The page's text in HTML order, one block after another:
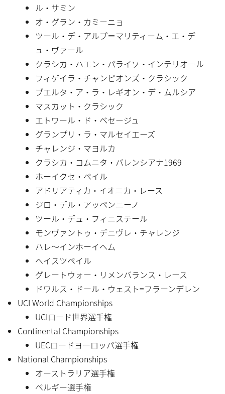
ル・サミン
オ・グラン・カミーニョ
ツール・デ・アルプ＝マリティーム・エ・デ
ュ・ヴァール
クラシカ・ハエン・パライソ・インテリオール
フィゲイラ・チャンピオンズ・クラシック
ブエルタ・ア・ラ・レギオン・デ・ムルシア
マスカット・クラシック
エトワール・ド・ベセージュ
グランプリ・ラ・マルセイエーズ
チャレンジ・マヨルカ
クラシカ・コムニタ・バレンシアナ1969
ホーイクセ・ペイル
アドリアティカ・イオニカ・レース
ジロ・デル・アッペンニーノ
ツール・デュ・フィニステール
モンヴァントゥ・デニヴレ・チャレンジ
ハレ〜インホーイヘム
ヘイスツペイル
グレートウォー・リメンバランス・レース
ドワルス・ドール・ウェスト=フラーンデレン
UCI World Championships
UCIロード世界選手権
Continental Championships
UECロードヨーロッパ選手権
National Championships
オーストラリア選手権
ベルギー選手権